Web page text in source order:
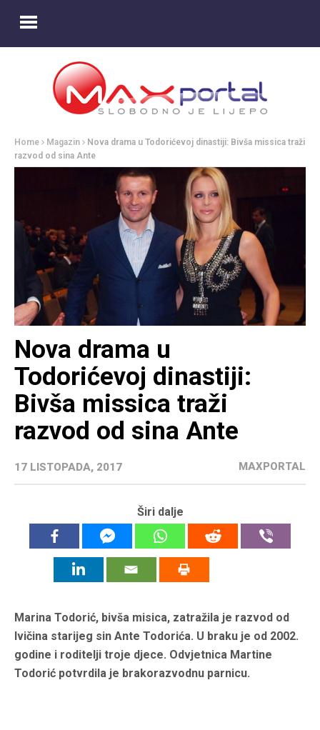
Home Magazin
Nova drama u Todorićevoj dinastiji: Bivša missica traži
razvod od sina Ante
Nova drama u
Todorićevoj dinastiji:
Bivša missica traži
razvod od sina Ante
17 LISTOPADA, 2017 MAXPORTAL
Širi dalje
Marina Todorić, bivša misica, zatražila je razvod od
Ivičina starijeg sin Ante Todorića. U braku je od 2002.
godine i roditelji troje djece. Odvjetnica Martine
Todorić potvrdila je brakorazvodnu parnicu.